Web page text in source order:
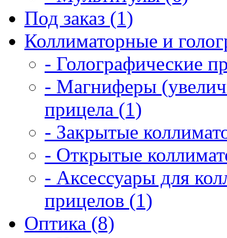
Под заказ (1)
Коллиматорные и
- Голографические
- Магниферы
прицела (1)
- Закрытые
- Открытые
- Аксессуары для
прицелов (1)
Оптика (8)